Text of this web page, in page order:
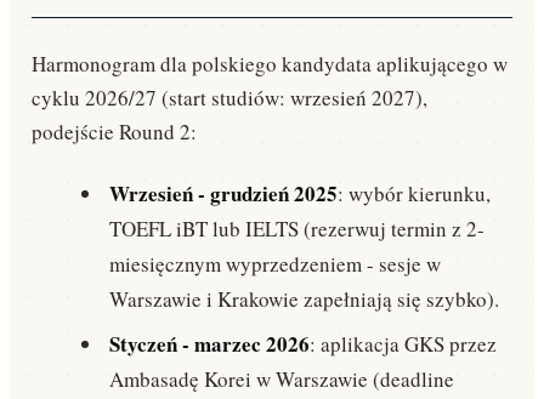
Harmonogram dla polskiego kandydata aplikującego w
cyklu 2026/27 (start studiów: wrzesień 2027),
podejście Round 2:
Wrzesień - grudzień 2025: wybór kierunku,
TOEFL iBT lub IELTS (rezerwuj termin z 2-
miesięcznym wyprzedzeniem - sesje w
Warszawie i Krakowie zapełniają się szybko).
Styczeń - marzec 2026: aplikacja GKS przez
Ambasadę Korei w Warszawie (deadline